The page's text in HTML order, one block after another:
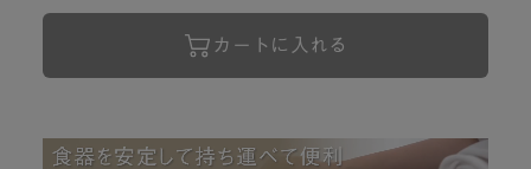
カートに入れる